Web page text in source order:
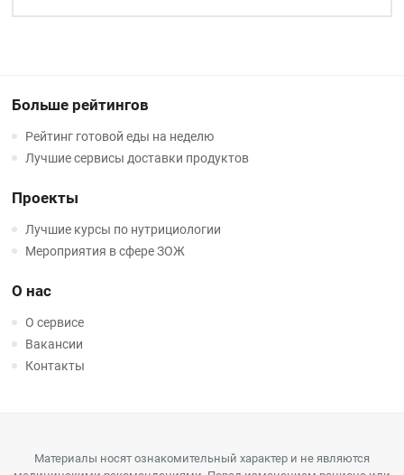
Больше рейтингов
Рейтинг готовой еды на неделю
Лучшие сервисы доставки продуктов
Проекты
Лучшие курсы по нутрициологии
Мероприятия в сфере ЗОЖ
О нас
О сервисе
Вакансии
Контакты
Материалы носят ознакомительный характер и не являются